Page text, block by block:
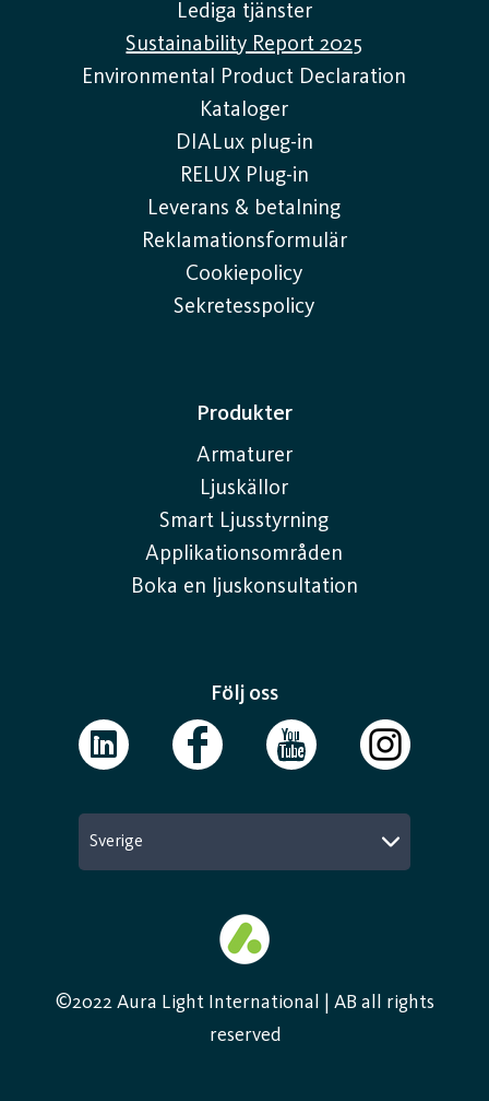
Lediga tjänster
Sustainability Report 2025
Environmental Product Declaration
Kataloger
DIALux plug-in
RELUX Plug-in
Leverans & betalning
Reklamationsformulär
Cookiepolicy
Sekretesspolicy
Produkter
Armaturer
Ljuskällor
Smart Ljusstyrning
Applikationsområden
Boka en ljuskonsultation
Följ oss
Sverige
©2022 Aura Light International | AB all rights
reserved